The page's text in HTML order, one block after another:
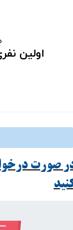
اولین
صورت